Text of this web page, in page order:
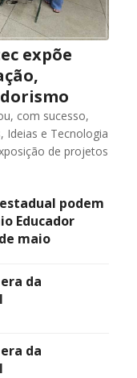
expõe
com sucesso,
Ideias e Tecnologia
de projetos
podem
Educador
maio
da
da